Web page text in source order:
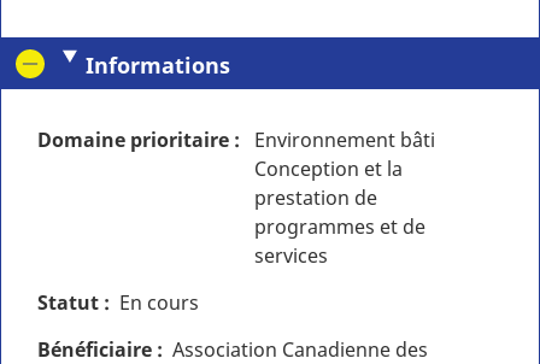
Informations
Domaine prioritaire
Environnement bâti
Conception et la
prestation de
programmes et de
services
Statut
En cours
Bénéficiaire
Association Canadienne des